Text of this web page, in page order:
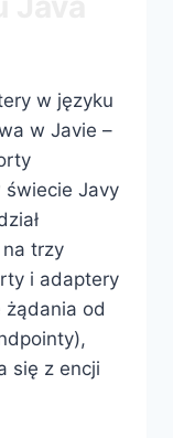
w języku
w Javie –
Javy
trzy
i adaptery
żądania od
się z encji